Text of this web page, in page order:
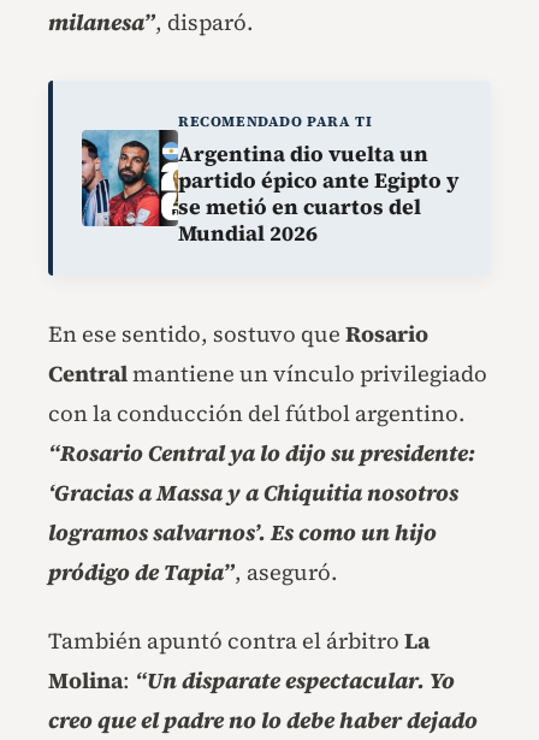
milanesa”, disparó.
RECOMENDADO PARA TI
Argentina dio vuelta un
partido épico ante Egipto y
se metió en cuartos del
Mundial 2026
En ese sentido, sostuvo que Rosario
Centralmantiene un vínculo privilegiado
con la conducción del fútbol argentino.
“Rosario Central ya lo dijo su presidente:
‘Gracias a Massa y a Chiquitia nosotros
logramos salvarnos’. Es como un hijo
pródigo de Tapia”, aseguró.
También apuntó contra el árbitro La
Molina: “Un disparate espectacular. Yo
creo que el padre no lo debe haber dejado